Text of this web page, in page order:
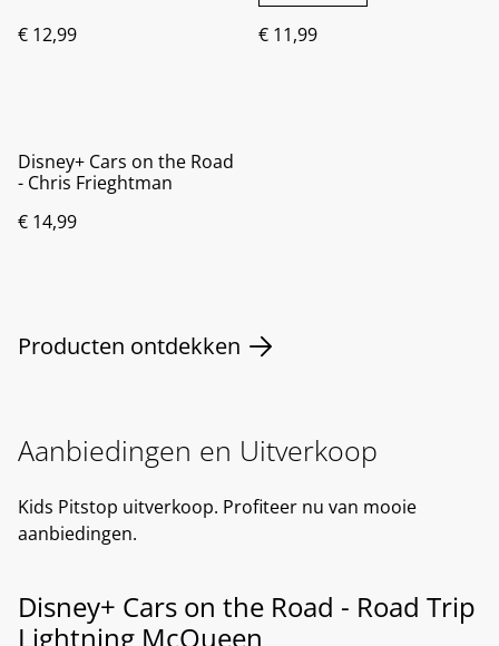
€ 12,99 € 11,99
Disney+ Cars on the Road
- Chris Frieghtman
€ 14,99
Producten ontdekken
Aanbiedingen en Uitverkoop
Kids Pitstop uitverkoop. Profiteer nu van mooie
aanbiedingen.
%
Disney+ Cars on the Road - Road Trip
Lightning McQueen